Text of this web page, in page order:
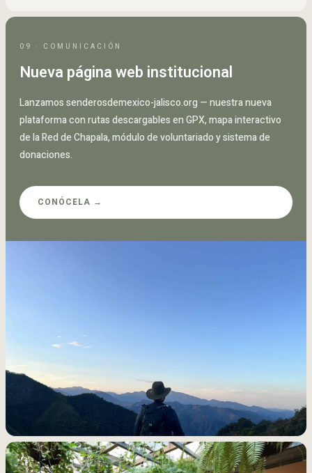
09 · COMUNICACIÓN
Nueva página web institucional
Lanzamos senderosdemexico-jalisco.org — nuestra nueva
plataforma con rutas descargables en GPX, mapa interactivo
de la Red de Chapala, módulo de voluntariado y sistema de
donaciones.
CONÓCELA →